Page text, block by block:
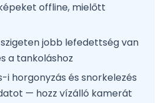
offline, mielőtt
jobb lefedettség van
a tankoláshoz
i horgonyzás és snorkelezés
— hozz vízálló kamerát